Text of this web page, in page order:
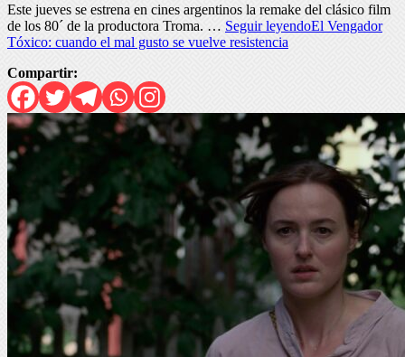
Este jueves se estrena en cines argentinos la remake del clásico film
de los 80´ de la productora Troma. … Seguir leyendoEl Vengador
Tóxico: cuando el mal gusto se vuelve resistencia
Compartir: